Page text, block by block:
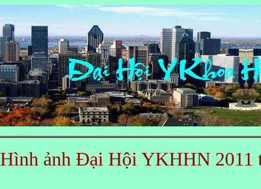
Hình ảnh Đại Hội YKHHN